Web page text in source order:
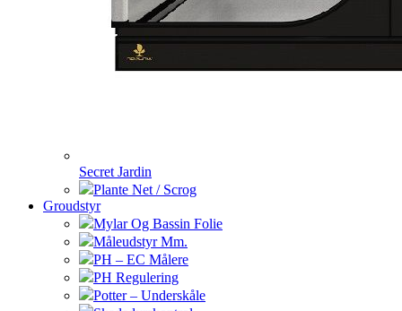
Secret Jardin
Plante Net / Scrog
Groudstyr
Mylar Og Bassin Folie
Måleudstyr Mm.
PH – EC Målere
PH Regulering
Potter – Underskåle